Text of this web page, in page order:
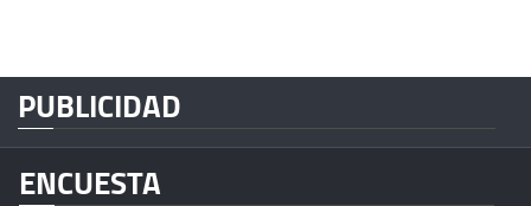
PUBLICIDAD
ENCUESTA